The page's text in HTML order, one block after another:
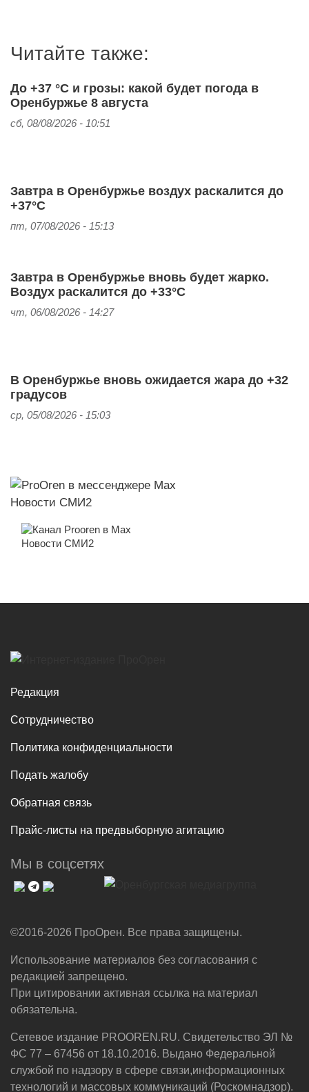
Читайте также:
До +37 °C и грозы: какой будет погода в
Оренбуржье 8 августа
сб, 08/08/2026 - 10:51
Завтра в Оренбуржье воздух раскалится до
+37°С
пт, 07/08/2026 - 15:13
Завтра в Оренбуржье вновь будет жарко.
Воздух раскалится до +33°С
чт, 06/08/2026 - 14:27
В Оренбуржье вновь ожидается жара до +32
градусов
ср, 05/08/2026 - 15:03
Новости СМИ2
Новости СМИ2
Редакция
Сотрудничество
Политика конфиденциальности
Подать жалобу
Обратная связь
Прайс-листы на предвыборную агитацию
Мы в соцсетях
©2016-2026 ПроОрен. Все права защищены.
Использование материалов без согласования с
редакцией запрещено.
При цитировании активная ссылка на материал
обязательна.
Сетевое издание PROOREN.RU. Свидетельство ЭЛ №
ФС 77 – 67456 от 18.10.2016. Выдано Федеральной
службой по надзору в сфере связи,информационных
технологий и массовых коммуникаций (Роскомнадзор).